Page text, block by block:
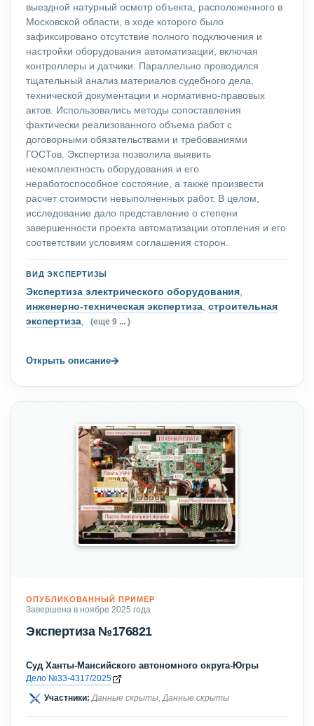
выездной натурный осмотр объекта, расположенного в
Московской области, в ходе которого было
зафиксировано отсутствие полного подключения и
настройки оборудования автоматизации, включая
контроллеры и датчики. Параллельно проводился
тщательный анализ материалов судебного дела,
технической документации и нормативно-правовых
актов. Использовались методы сопоставления
фактически реализованного объема работ с
договорными обязательствами и требованиями
ГОСТов. Экспертиза позволила выявить
некомплектность оборудования и его
неработоспособное состояние, а также произвести
расчет стоимости невыполненных работ. В целом,
исследование дало представление о степени
завершенности проекта автоматизации отопления и его
соответствии условиям соглашения сторон.
ВИД ЭКСПЕРТИЗЫ
Экспертиза электрического оборудования,
инженерно-техническая экспертиза, строительная
экспертиза, (еще 9 ... )
Открыть описание→
ОПУБЛИКОВАННЫЙ ПРИМЕР
Завершена в ноябре 2025 года
Экспертиза №176821
Суд Ханты-Мансийского автономного округа-Югры
Дело №33-4317/2025
Участники: Данные скрыты,Данные скрыты